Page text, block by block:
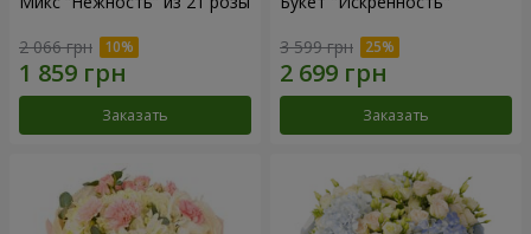
2 066 грн
Заказать
3 599 грн
Заказать